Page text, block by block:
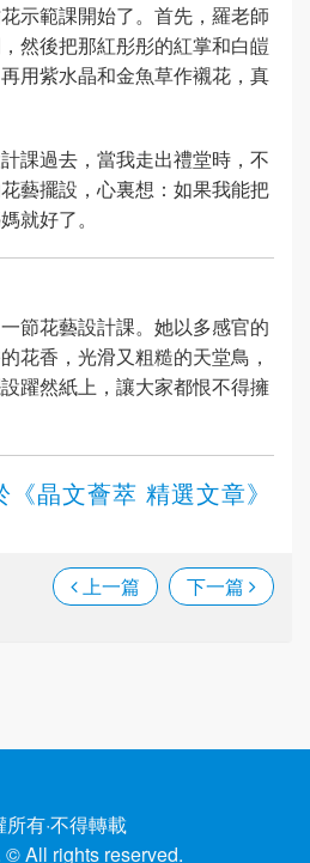
示範課開始了。首先，羅老師
然後把那紅彤彤的紅掌和白皚
用紫水晶和金魚草作襯花，真
課過去，當我走出禮堂時，不
藝擺設，心裏想：如果我能把
就好了。
節花藝設計課。她以多感官的
花香，光滑又粗糙的天堂鳥，
躍然紙上，讓大家都恨不得擁
《晶文薈萃 精選文章》
上一篇 下一篇
所有·不得轉載
© All rights reserved.